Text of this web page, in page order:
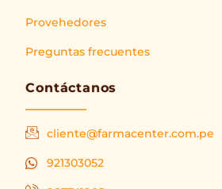
Provehedores
Preguntas frecuentes
Contáctanos
cliente@farmacenter.com.pe
921303052